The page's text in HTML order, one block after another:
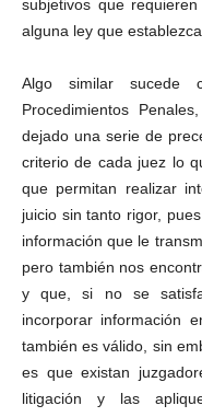
subjetivos que
alguna ley que
Algo similar sucede
Procedimientos
dejado una serie de
criterio de cada juez lo
que permitan realizar
juicio sin tanto rigor,
información que le
pero también nos
y que, si no se
incorporar información
también es válido, sin
es que existan
litigación y las